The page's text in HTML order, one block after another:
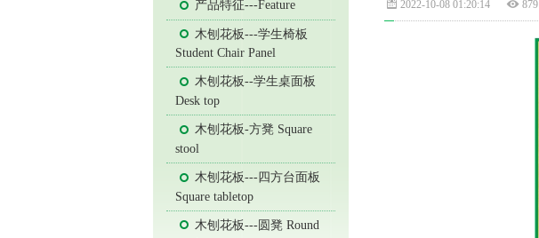
产品特征---Feature
木刨花板---学生椅板
Student Chair Panel
木刨花板--学生桌面板
Desk top
木刨花板-方凳 Square
stool
木刨花板---四方台面板
Square tabletop
木刨花板---圆凳 Round
2022-10-08 01:20:14 879